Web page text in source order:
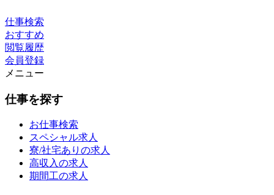
仕事検索
おすすめ
閲覧履歴
会員登録
メニュー
仕事を探す
お仕事検索
スペシャル求人
寮/社宅ありの求人
高収入の求人
期間工の求人